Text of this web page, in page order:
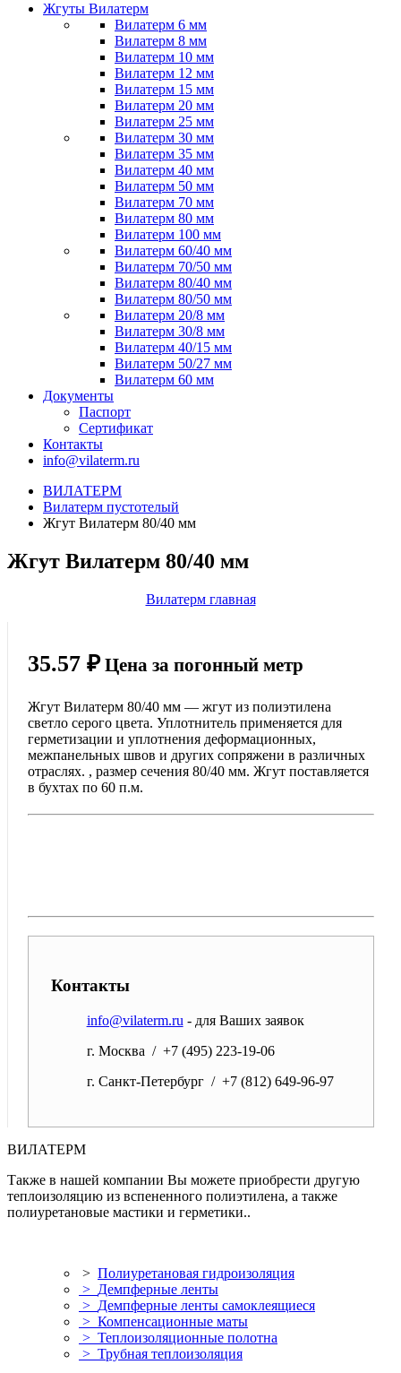
Жгуты Вилатерм
Вилатерм 6 мм
Вилатерм 8 мм
Вилатерм 10 мм
Вилатерм 12 мм
Вилатерм 15 мм
Вилатерм 20 мм
Вилатерм 25 мм
Вилатерм 30 мм
Вилатерм 35 мм
Вилатерм 40 мм
Вилатерм 50 мм
Вилатерм 70 мм
Вилатерм 80 мм
Вилатерм 100 мм
Вилатерм 60/40 мм
Вилатерм 70/50 мм
Вилатерм 80/40 мм
Вилатерм 80/50 мм
Вилатерм 20/8 мм
Вилатерм 30/8 мм
Вилатерм 40/15 мм
Вилатерм 50/27 мм
Вилатерм 60 мм
Документы
Паспорт
Сертификат
Контакты
info@vilaterm.ru
ВИЛАТЕРМ
Вилатерм пустотелый
Жгут Вилатерм 80/40 мм
Жгут Вилатерм 80/40 мм
Вилатерм главная
35.57 ₽Цена за погонный метр
Жгут Вилатерм 80/40 мм — жгут из полиэтилена
светло серого цвета. Уплотнитель применяется для
герметизации и уплотнения деформационных,
межпанельных швов и других сопряжени в различных
отраслях. , размер сечения 80/40 мм. Жгут поставляется
в бухтах по 60 п.м.
Контакты
info@vilaterm.ru - для Ваших заявок
г. Москва / +7 (495) 223-19-06
г. Санкт-Петербург / +7 (812) 649-96-97
ВИЛАТЕРМ
Также в нашей компании Вы можете приобрести другую
теплоизоляцию из вспененного полиэтилена, а также
полиуретановые мастики и герметики..
> Полиуретановая гидроизоляция
> Демпферные ленты
> Демпферные ленты самоклеящиеся
> Компенсационные маты
> Теплоизоляционные полотна
> Трубная теплоизоляция